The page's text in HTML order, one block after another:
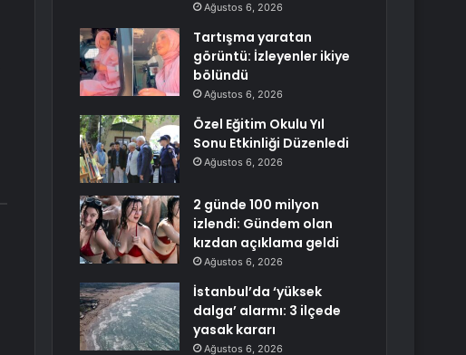
Ağustos 6, 2026
Tartışma yaratan
görüntü: İzleyenler ikiye
bölündü
Ağustos 6, 2026
Özel Eğitim Okulu Yıl
Sonu Etkinliği Düzenledi
Ağustos 6, 2026
2 günde 100 milyon
izlendi: Gündem olan
kızdan açıklama geldi
Ağustos 6, 2026
İstanbul’da ‘yüksek
dalga’ alarmı: 3 ilçede
yasak kararı
Ağustos 6, 2026